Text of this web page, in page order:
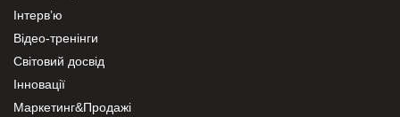
Інтерв’ю
Відео-тренінги
Світовий досвід
Інновації
Маркетинг&Продажі